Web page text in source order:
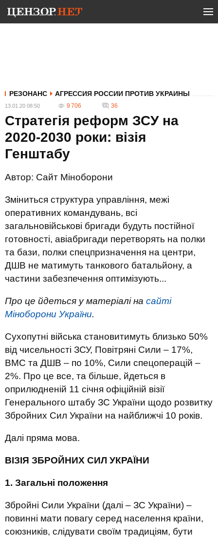
РЕЗОНАНС АГРЕССИЯ РОССИИ ПРОТИВ УКРАИНЫ
13.01.20 08:50 9 706 36
Cтратегія реформ ЗСУ на
2020-2030 роки: візія
Генштабу
Автор: Сайт Міноборони
Зміниться структура управління, межі
оперативних командувань, всі
загальновійськові бригади будуть постійної
готовності, авіабригади перетворять на полки
та бази, полки спецпризначення на центри,
ДШВ не матимуть танкового батальйону, а
частини забезпечення оптимізують...
Про це йдеться у матеріалі на сайті
Міноборони України.
Сухопутні війська становитимуть близько 50%
від чисельності ЗСУ, Повітряні Сили – 17%,
ВМС та ДШВ – по 10%, Сили спецоперацій –
2%. Про це все, та більше, йдеться в
оприлюдненій 11 січня офіційній візії
Генерального штабу ЗС України щодо розвитку
Збройних Сил України на найближчі 10 років.
Далі пряма мова.
ВІЗІЯ ЗБРОЙНИХ СИЛ УКРАЇНИ
1. Загальні положення
Збройні Сили України (далі – ЗС України) –
повинні мати повагу серед населення країни,
союзників, слідувати своїм традиціям, бути